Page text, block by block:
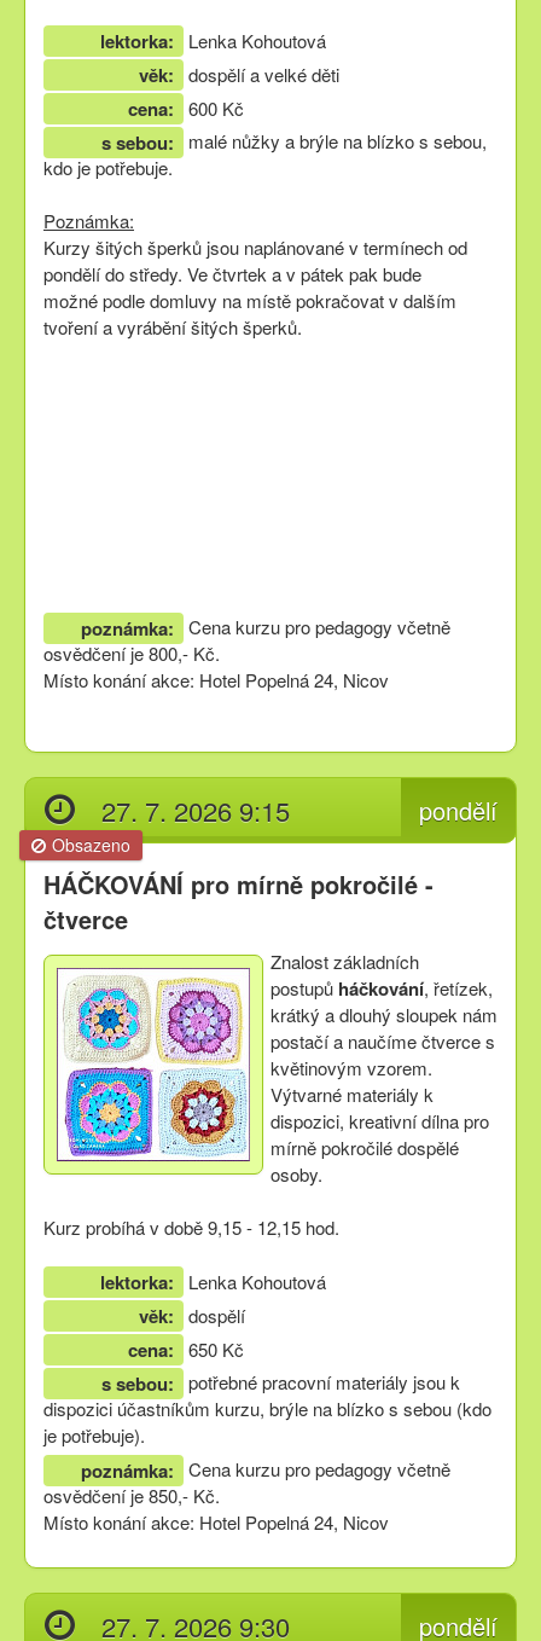
lektorka: Lenka Kohoutová
věk: dospělí a velké děti
cena: 600 Kč
s sebou:
malé nůžky a brýle na blízko s sebou,
kdo je potřebuje.
Poznámka:
Kurzy šitých šperků jsou naplánované v termínech od
pondělí do středy. Ve čtvrtek a v pátek pak bude
možné podle domluvy na místě pokračovat v dalším
tvoření a vyrábění šitých šperků.
poznámka:
Cena kurzu pro pedagogy včetně
osvědčení je 800,- Kč.
Místo konání akce: Hotel Popelná 24, Nicov
pondělí
27. 7. 2026 9:15
Obsazeno
HÁČKOVÁNÍ pro mírně pokročilé -
čtverce
Znalost základních
postupů háčkování, řetízek,
krátký a dlouhý sloupek nám
postačí a naučíme čtverce s
květinovým vzorem.
Výtvarné materiály k
dispozici, kreativní dílna pro
mírně pokročilé dospělé
osoby.
Kurz probíhá v době 9,15 - 12,15 hod.
lektorka: Lenka Kohoutová
věk: dospělí
cena: 650 Kč
s sebou:
potřebné pracovní materiály jsou k
dispozici účastníkům kurzu, brýle na blízko s sebou (kdo
je potřebuje).
poznámka:
Cena kurzu pro pedagogy včetně
osvědčení je 850,- Kč.
Místo konání akce: Hotel Popelná 24, Nicov
pondělí
27. 7. 2026 9:30